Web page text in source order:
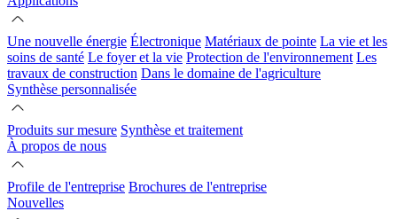
Une nouvelle énergie Électronique Matériaux de pointe La vie et les
soins de santé Le foyer et la vie Protection de l'environnement Les
travaux de construction Dans le domaine de l'agriculture
Synthèse personnalisée
Produits sur mesure Synthèse et traitement
À propos de nous
Profile de l'entreprise Brochures de l'entreprise
Nouvelles